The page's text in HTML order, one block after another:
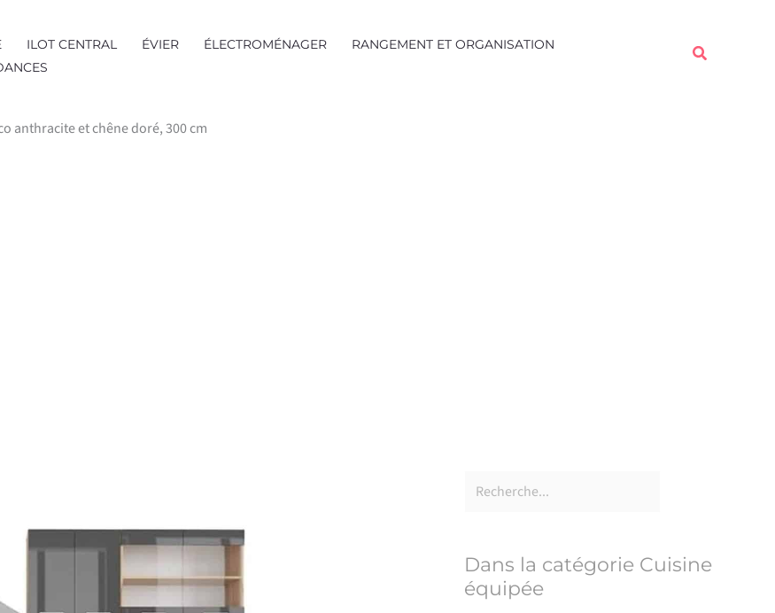
ILOT CENTRAL ÉVIER ÉLECTROMÉNAGER
RANGEMENT ET ORGANISATION
Rechercher
anthracite et chêne doré, 300 cm
Dans la catégorie Cuisine
équipée